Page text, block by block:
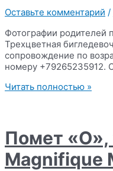
Magnifique
Meute
Ursulina
Оставьте комментарий /
Фотографии родителей
Трехцветная
сопровождение по
номеру +79265235912.
Помет
Lee’s
Pack
Austin
x
Читать полностью »
Помет «O»,
Magnifique